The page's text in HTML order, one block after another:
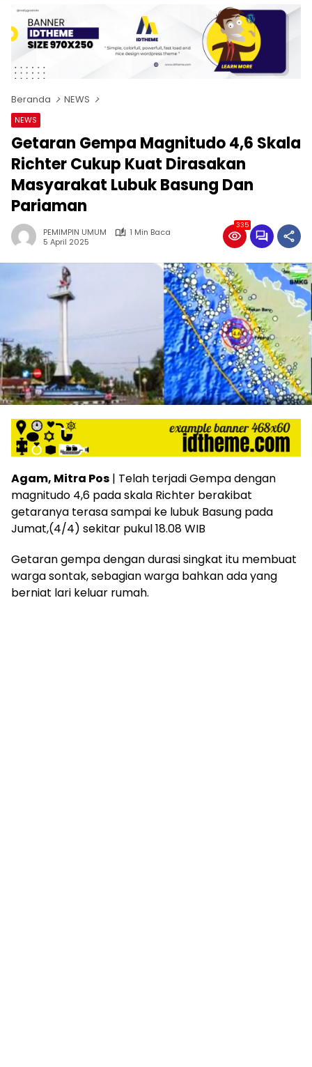
Beranda NEWS
NEWS
Getaran Gempa Magnitudo 4,6 Skala
Richter Cukup Kuat Dirasakan
Masyarakat Lubuk Basung Dan
Pariaman
PEMIMPIN UMUM
1 Min Baca
5 April 2025
335
Agam, Mitra Pos | Telah terjadi Gempa dengan
magnitudo 4,6 pada skala Richter berakibat
getaranya terasa sampai ke lubuk Basung pada
Jumat,(4/4) sekitar pukul 18.08 WIB
Getaran gempa dengan durasi singkat itu membuat
warga sontak, sebagian warga bahkan ada yang
berniat lari keluar rumah.